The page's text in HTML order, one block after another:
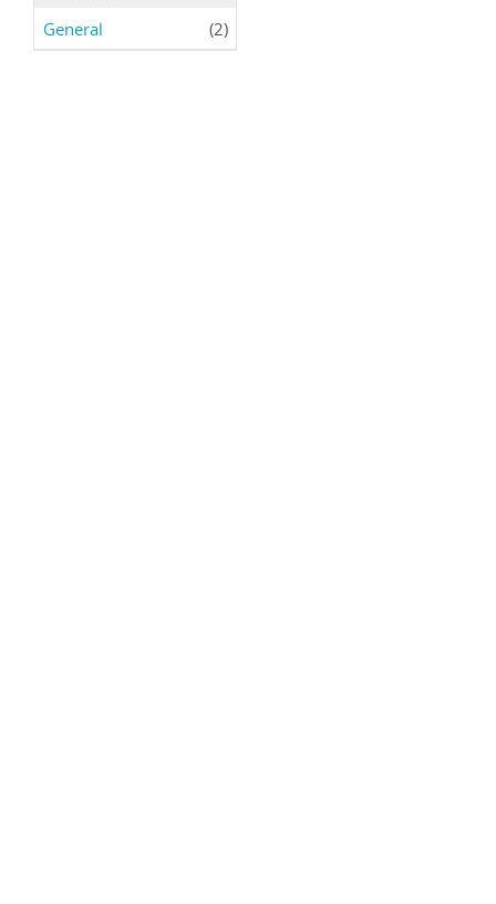
General
(2)